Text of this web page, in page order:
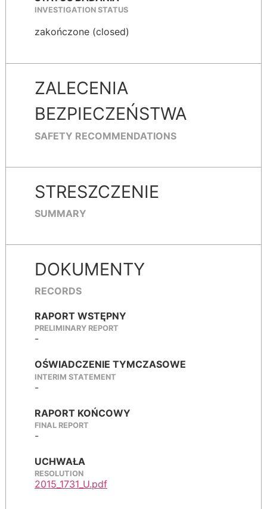
INVESTIGATION STATUS
zakończone (closed)
ZALECENIA
BEZPIECZEŃSTWA
SAFETY RECOMMENDATIONS
STRESZCZENIE
SUMMARY
DOKUMENTY
RECORDS
RAPORT WSTĘPNY
PRELIMINARY REPORT
-
OŚWIADCZENIE TYMCZASOWE
INTERIM STATEMENT
-
RAPORT KOŃCOWY
FINAL REPORT
-
UCHWAŁA
RESOLUTION
2015_1731_U.pdf